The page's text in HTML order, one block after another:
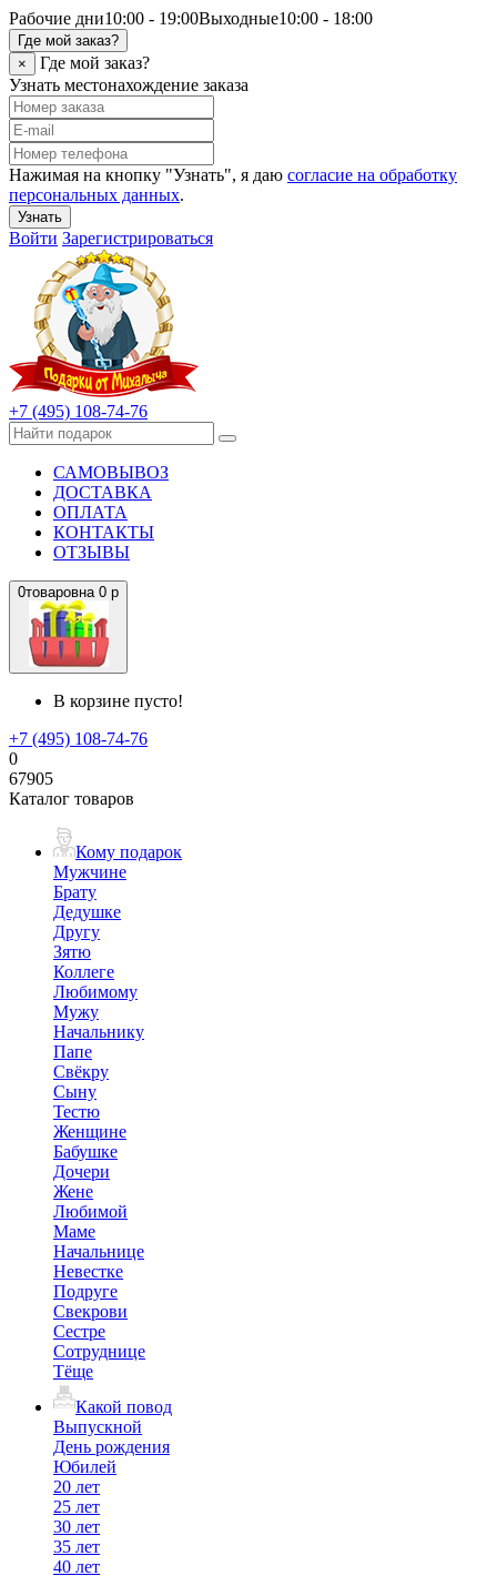
Рабочие дни10:00 - 19:00Выходные10:00 - 18:00
Где мой заказ?
×
Где мой заказ?
Узнать местонахождение заказа
Нажимая на кнопку "Узнать", я даю согласие на обработку
персональных данных.
Узнать
Войти Зарегистрироваться
+7 (495) 108-74-76
САМОВЫВОЗ
ДОСТАВКА
ОПЛАТА
КОНТАКТЫ
ОТЗЫВЫ
0товаровна 0 р
В корзине пусто!
+7 (495) 108-74-76
0
67905
Каталог товаров
Кому подарок
Мужчине
Брату
Дедушке
Другу
Зятю
Коллеге
Любимому
Мужу
Начальнику
Папе
Свёкру
Сыну
Тестю
Женщине
Бабушке
Дочери
Жене
Любимой
Маме
Начальнице
Невестке
Подруге
Свекрови
Сестре
Сотруднице
Тёще
Какой повод
Выпускной
День рождения
Юбилей
20 лет
25 лет
30 лет
35 лет
40 лет